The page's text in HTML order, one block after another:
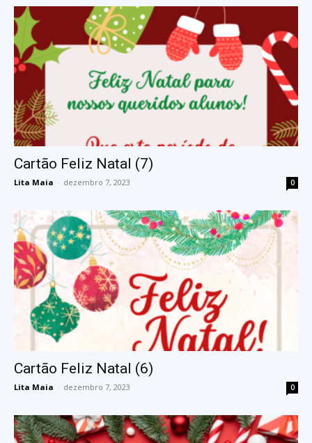
Cartão Feliz Natal (7)
Lita Maia - dezembro 7, 2023 0
Cartão Feliz Natal (6)
Lita Maia - dezembro 7, 2023 0